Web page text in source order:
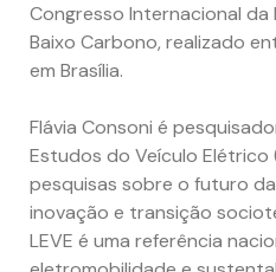
Congresso Internacional da
Baixo Carbono, realizado
em Brasília.
Flávia Consoni é
Estudos do Veículo Elétrico
pesquisas sobre o futuro
inovação e transição
LEVE é uma referência